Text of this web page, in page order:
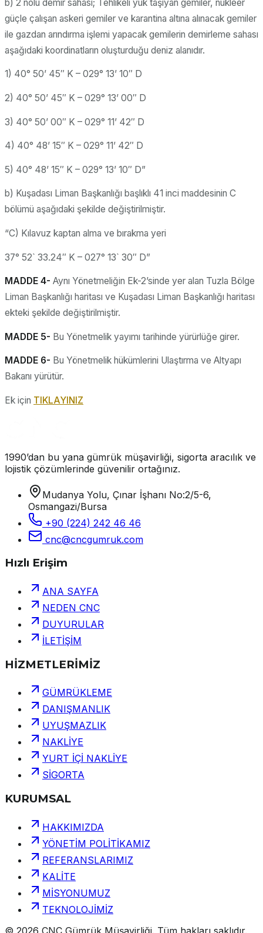
b) 2 nolu demir sahası; Tehlikeli yük taşıyan gemiler, nükleer
güçle çalışan askeri gemiler ve karantina altına alınacak gemiler
ile gazdan arındırma işlemi yapacak gemilerin demirleme sahası
aşağıdaki koordinatların oluşturduğu deniz alanıdır.
1) 40° 50’ 45″ K – 029° 13’ 10″ D
2) 40° 50’ 45″ K – 029° 13’ 00″ D
3) 40° 50’ 00″ K – 029° 11’ 42″ D
4) 40° 48’ 15″ K – 029° 11’ 42″ D
5) 40° 48’ 15″ K – 029° 13’ 10″ D”
b) Kuşadası Liman Başkanlığı başlıklı 41 inci maddesinin C
bölümü aşağıdaki şekilde değiştirilmiştir.
“C) Kılavuz kaptan alma ve bırakma yeri
37° 52` 33.24″ K – 027° 13` 30″ D”
MADDE 4- Aynı Yönetmeliğin Ek-2’sinde yer alan Tuzla Bölge
Liman Başkanlığı haritası ve Kuşadası Liman Başkanlığı haritası
ekteki şekilde değiştirilmiştir.
MADDE 5- Bu Yönetmelik yayımı tarihinde yürürlüğe girer.
MADDE 6- Bu Yönetmelik hükümlerini Ulaştırma ve Altyapı
Bakanı yürütür.
Ek için TIKLAYINIZ
1990’dan bu yana gümrük müşavirliği, sigorta aracılık ve
lojistik çözümlerinde güvenilir ortağınız.
Mudanya Yolu, Çınar İşhanı No:2/5-6,
Osmangazi/Bursa
+90 (224) 242 46 46
cnc@cncgumruk.com
Hızlı Erişim
ANA SAYFA
NEDEN CNC
DUYURULAR
İLETİŞİM
HİZMETLERİMİZ
GÜMRÜKLEME
DANIŞMANLIK
UYUŞMAZLIK
NAKLİYE
YURT İÇİ NAKLİYE
SİGORTA
KURUMSAL
HAKKIMIZDA
YÖNETİM POLİTİKAMIZ
REFERANSLARIMIZ
KALİTE
MİSYONUMUZ
TEKNOLOJİMİZ
© 2026 CNC Gümrük Müşavirliği Tüm hakları saklıdır.